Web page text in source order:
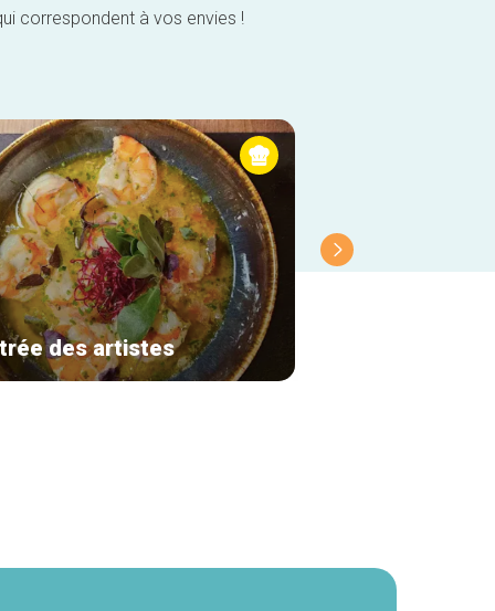
correspondent à vos envies !
des artistes